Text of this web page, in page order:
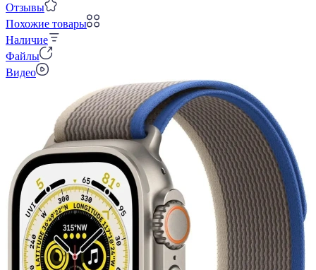
Отзывы
Похожие товары
Наличие
Файлы
Видео